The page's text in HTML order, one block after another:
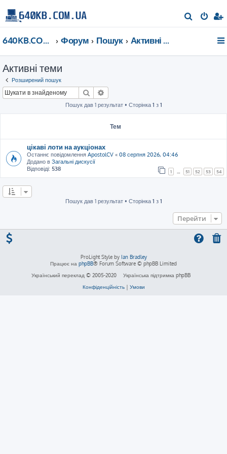
о
640KB.COM.UA Форум Пошук Активні теми
Активні теми
Розширений пошук
Пошук
Пошук дав 1 результат • Сторінка 1 з 1
Тем
цікаві лоти на аукціонах
Останнє повідомлення ApostolCV « 08 серпня 2026, 04:46
Додано в Загальні дискусії
Відповіді: 538 1 51 52 53 54
Пошук дав 1 результат • Сторінка 1 з 1
Перейти
ProLight Style by Ian Bradley
Працює на phpBB® Forum Software © phpBB Limited
Український переклад © 2005-2020
Українська підтримка phpBB
Конфіденційність| Умови